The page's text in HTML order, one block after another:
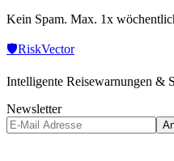
Kein Spam. Max. 1x
🛡️RiskVector
Intelligente Reisewarnungen &
Newsletter